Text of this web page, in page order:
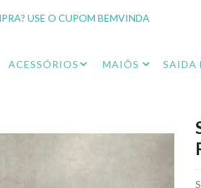
USE O CUPOM BEMVINDA
ACESSÓRIOS MAIÔS SAIDA